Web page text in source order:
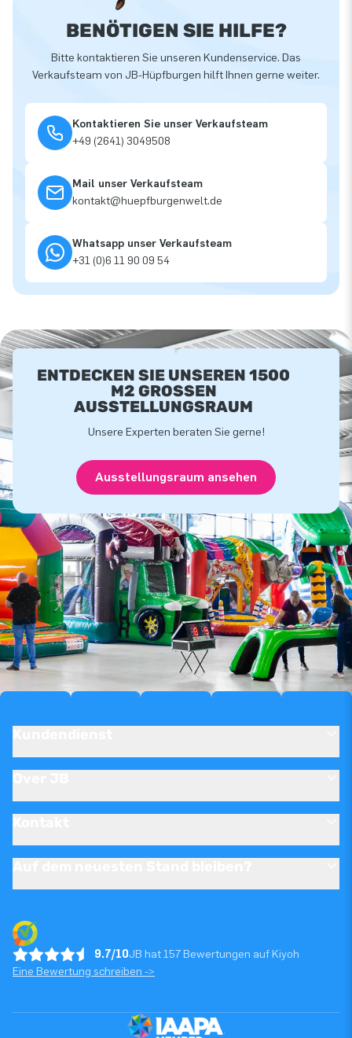
BENÖTIGEN SIE HILFE?
Bitte kontaktieren Sie unseren Kundenservice. Das
Verkaufsteam von JB-Hüpfburgen hilft Ihnen gerne weiter.
Kontaktieren Sie unser Verkaufsteam
+49 (2641) 3049508
Mail unser Verkaufsteam
kontakt@huepfburgenwelt.de
Whatsapp unser Verkaufsteam
+31 (0)6 11 90 09 54
ENTDECKEN SIE UNSEREN 1500
M2 GROSSEN A
USSTELLUNGSRAUM
Unsere Experten beraten Sie gerne!
Ausstellungsraum ansehen
9.7/10JB hat 157 Bewertungen auf Kiyoh
Eine Bewertung schreiben ->